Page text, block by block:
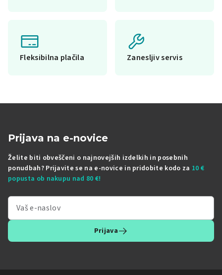
Fleksibilna plačila Zanesljiv servis
Prijava na e-novice
Želite biti obveščeni o najnovejših izdelkih in posebnih
ponudbah? Prijavite se na e-novice in pridobite kodo za 10 €
popusta ob nakupu nad 80 €!
Prijava